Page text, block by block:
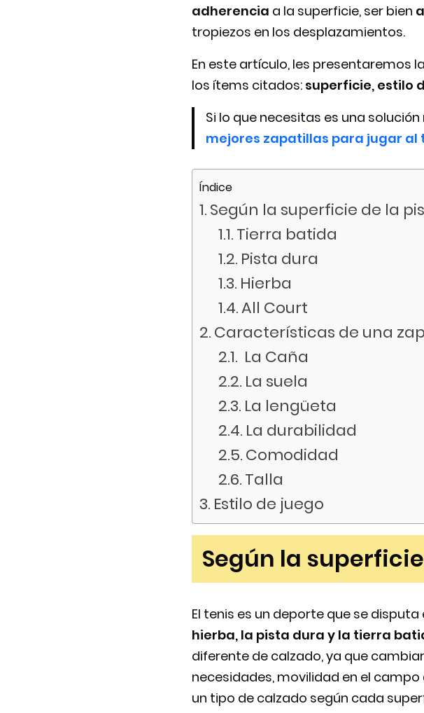
adherencia a la superficie, ser bien
tropiezos en los desplazamientos.
En este artículo, les presentaremos
los ítems citados: superficie, estilo
Si lo que necesitas es una
mejores zapatillas para jugar al
Índice
Según la superficie de la
Tierra batida
Pista dura
Hierba
All Court
Características de una
La Caña
La suela
La lengüeta
La durabilidad
Comodidad
Talla
Estilo de juego
Según la
El tenis es un deporte que se
hierba, la pista dura y la tierra
diferente de calzado, ya que
necesidades, movilidad en el
un tipo de calzado según cada